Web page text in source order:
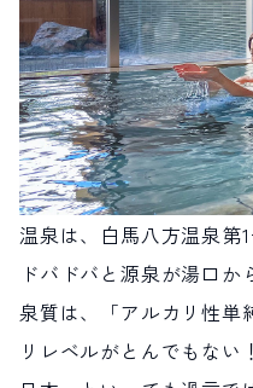
温泉は、白馬八方温泉第
ドバドバと源泉が湯口か
泉質は、「アルカリ性単
リレベルがとんでもない